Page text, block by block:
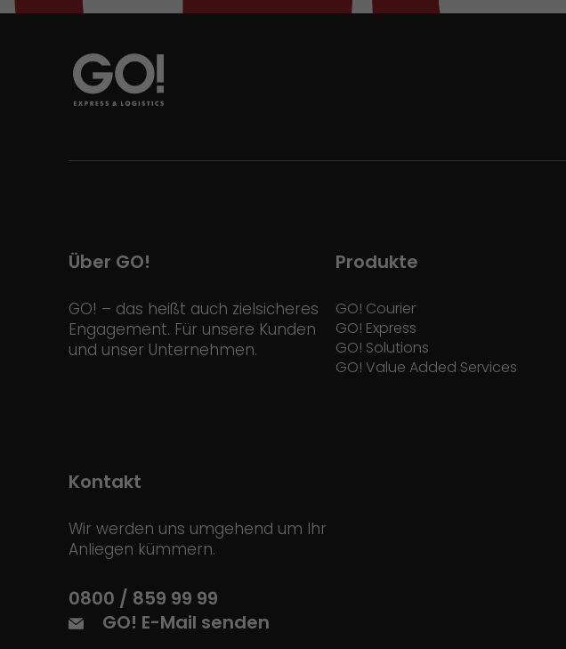
Über GO!
GO! – das heißt auch zielsicheres
Engagement. Für unsere Kunden
und unser Unternehmen.
Produkte
GO! Courier
GO! Express
GO! Solutions
GO! Value Added Services
Kontakt
Wir werden uns umgehend um Ihr
Anliegen kümmern.
0800 / 859 99 99
GO! E-Mail senden